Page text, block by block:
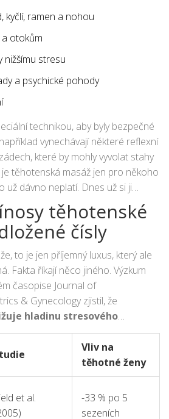
kyčlí, ramen a nohou
otokům
nižšímu stresu
a psychické pohody
technikou, aby byly bezpečné
vynechávají některé reflexní
které by mohly vyvolat stahy
těhotenská masáž jen pro někoho
už dávno neplatí. Dnes už si ji
každá žena alespoň párkrát za
těhotenské
čísly
to je jen příjemný luxus, který ale
Fakta říkají něco jiného. Výzkum
časopise Journal of
& Gynecology zjistil, že
hladinu stresového
o 33 %už po pěti sezeních. To
ale skutečná změna v těle.
Vliv na
těhotné ženy
et al.
-33 % po 5
sezeních